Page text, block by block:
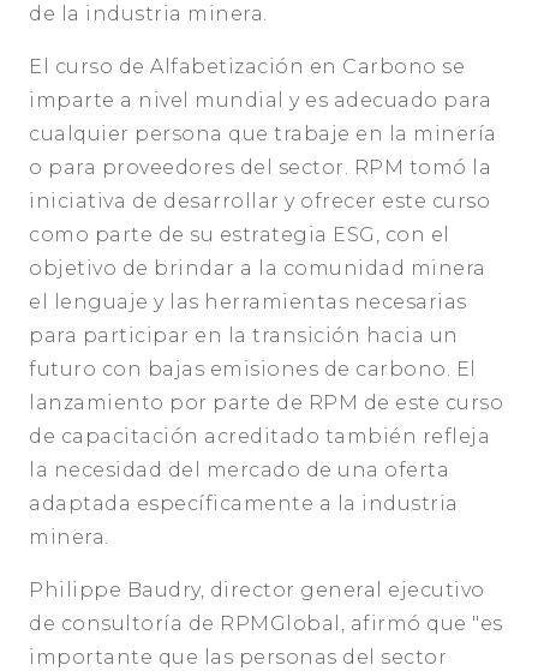
de la industria minera.
El curso de Alfabetización en Carbono se
imparte a nivel mundial y es adecuado para
cualquier persona que trabaje en la minería
o para proveedores del sector. RPM tomó la
iniciativa de desarrollar y ofrecer este curso
como parte de su estrategia ESG, con el
objetivo de brindar a la comunidad minera
el lenguaje y las herramientas necesarias
para participar en la transición hacia un
futuro con bajas emisiones de carbono. El
lanzamiento por parte de RPM de este curso
de capacitación acreditado también refleja
la necesidad del mercado de una oferta
adaptada específicamente a la industria
minera.
Philippe Baudry, director general ejecutivo
de consultoría de RPMGlobal, afirmó que "es
importante que las personas del sector